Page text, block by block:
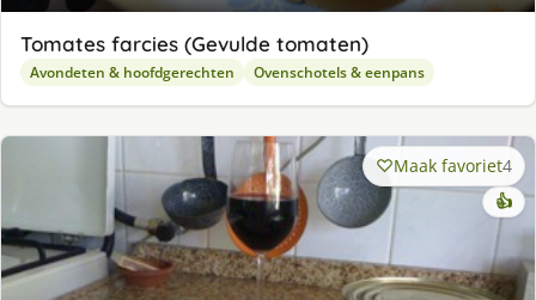
Tomates farcies (Gevulde tomaten)
Avondeten & hoofdgerechten Ovenschotels & eenpans
Maak favoriet4
👍